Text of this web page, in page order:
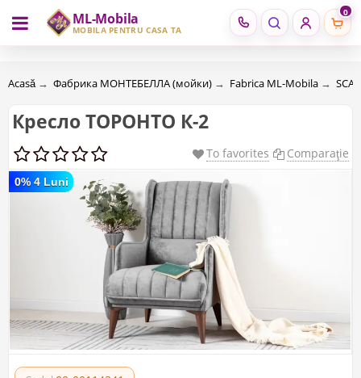
ML-Mobila
MOBILĂ PENTRU CASA TA
0
RU RO
Acasă → Фабрика МОНТЕБЕЛЛА (мойки) → Fabrica ML-Mobila →
Кресло ТОРОНТО К-2
To favorites Comparaţie
0% 4 Luni